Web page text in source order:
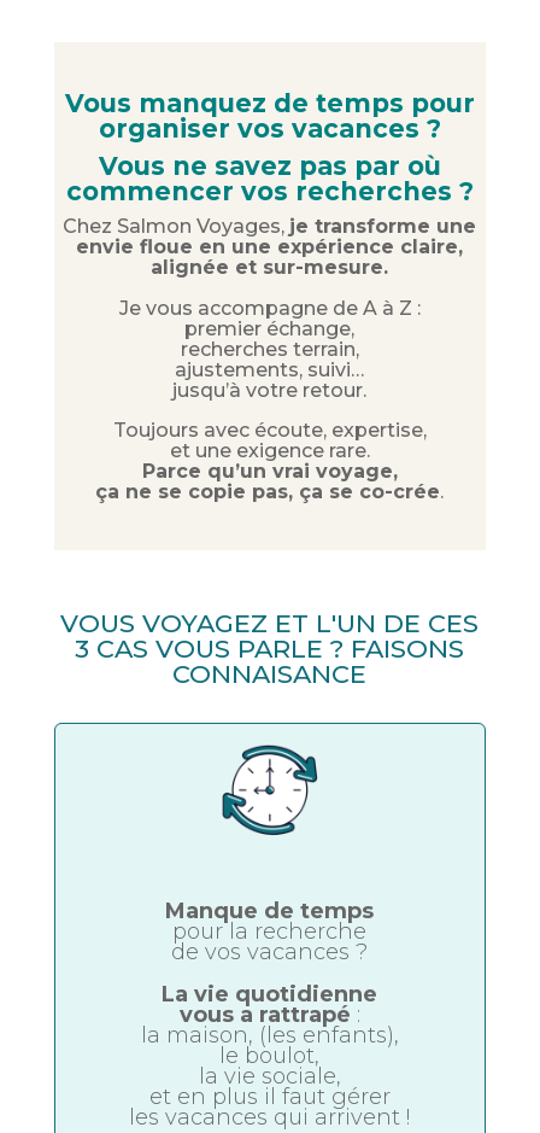
Vous manquez de temps pour
organiser vos vacances ?
Vous ne savez pas par où
commencer vos recherches ?
Chez Salmon Voyages, je transforme une
envie floue en une expérience claire,
alignée et sur-mesure.
Je vous accompagne de A à Z :
premier échange,
recherches terrain,
ajustements, suivi…
jusqu’à votre retour.
Toujours avec écoute, expertise,
et une exigence rare.
Parce qu’un vrai voyage,
ça ne se copie pas, ça se co-crée.
VOUS VOYAGEZ ET L'UN DE CES
3 CAS VOUS PARLE ? FAISONS
CONNAISANCE
Manque de temps
pour la recherche
de vos vacances ?
La vie quotidienne
vous a rattrapé :
la maison, (les enfants),
le boulot,
la vie sociale,
et en plus il faut gérer
les vacances qui arrivent !